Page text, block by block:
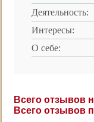
Деятельность:
Интересы:
О себе:
Всего отзывов
Всего отзывов